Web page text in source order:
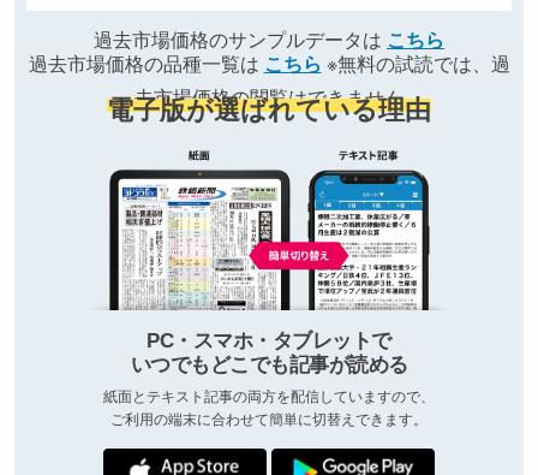
過去市場価格のサンプルデータは こちら
過去市場価格の品種一覧は こちら ※無料の試読では、過
去市場価格の閲覧はできません
電子版が選ばれている理由
PC・スマホ・タブレットで
いつでもどこでも記事が読める
紙面とテキスト記事の両方を配信していますので、
ご利用の端末に合わせて簡単に切替えできます。